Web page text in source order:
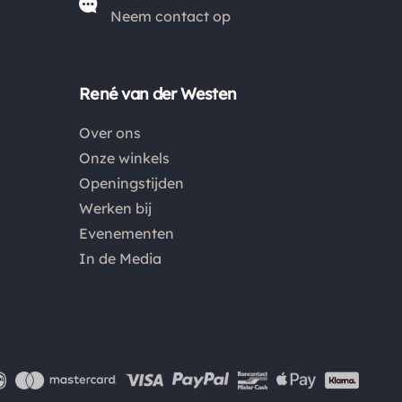
Europa wijken af van de verzendkosten binnen
verzendkosten €3,95. De pakketten naar België
de verzendkosten buiten Nederland en België
verwijzen wij je graag door naar "
Kies je voor afhalen bij een pakketpunt maar wordt
het pakket niet afgehaald? Dan retourneren wij het
aankoopbedrag min de gemaakte verzendkosten.
Dan kan je het product altijd retourneren binnen 14
dagen. De retourkosten bedragen € 6.75 en zijn voor
Neem contact op
René van der Westen
Over ons
Onze winkels
Openingstijden
Werken bij
Evenementen
In de Media